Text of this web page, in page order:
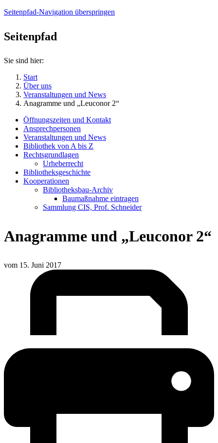
Seitenpfad-Navigation überspringen
Seitenpfad
Sie sind hier:
Start
Über uns
Veranstaltungen und News
Anagramme und „Leuconor 2“
Öffnungszeiten und Kontakt
Ansprechpersonen
Veranstaltungen und News
Bibliothek von A bis Z
Rechtsgrundlagen
Urheberrecht
Bibliotheksgeschichte
Kooperationen
Bibliotheksbau-Archiv
Baumaßnahme eintragen
Sammlung CIS, Prof. Schneider
Anagramme und „Leuconor 2“
vom 15. Juni 2017